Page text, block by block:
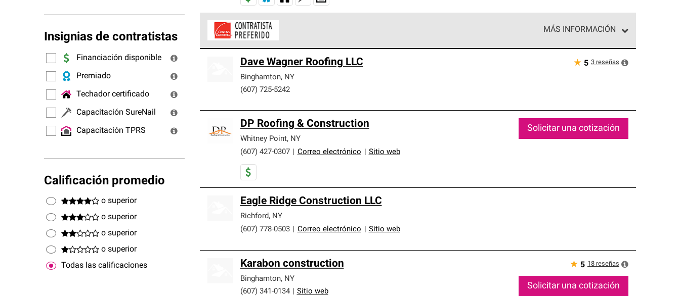
Insignias de contratistas
Financiación disponible
Premiado
Techador certificado
Capacitación SureNail
Capacitación TPRS
Calificación promedio
o superior
o superior
o superior
o superior
Todas las calificaciones
MÁS INFORMACIÓN
cumplen con altos estándares y requisitos estrictos de profesionalismo y confiabilidad.
Dave Wagner Roofing LLC
Binghamton, NY
(607) 725-5242
★ 5 3 reseñas
DP Roofing & Construction
Whitney Point, NY
(607) 427-0307
Correo electrónico Sitio web
Solicitar una cotización
Eagle Ridge Construction LLC
Richford , NY
(607) 778-0503
Correo electrónico Sitio web
Karabon construction
Binghamton, NY
(607) 341-0134
Sitio web
★ 5 18 reseñas
Solicitar una cotización